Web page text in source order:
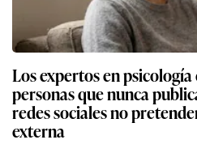
Los expertos en
personas que nunca
redes sociales no
externa